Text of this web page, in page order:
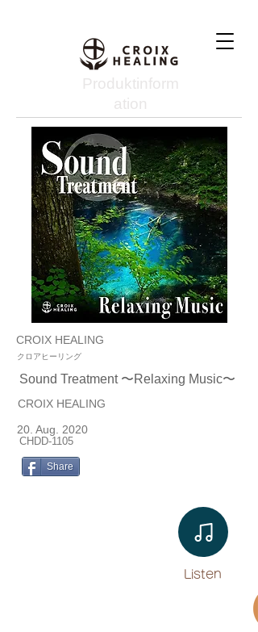
Produktinform
ation
CROIX HEALING
クロアヒーリング
Sound Treatment 〜Relaxing Music〜
CROIX HEALING
20. Aug. 2020
CHDD-1105
Share
Listen​